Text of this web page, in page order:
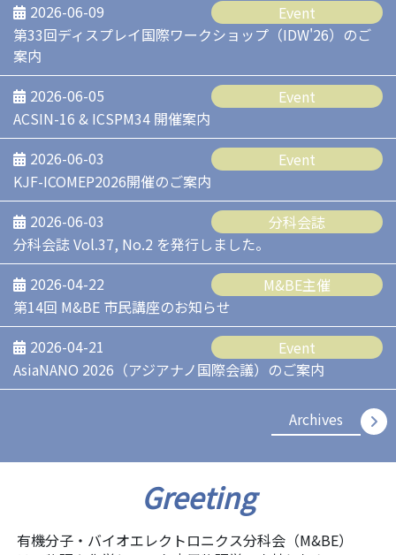
2026-06-09
Event
第33回ディスプレイ国際ワークショップ（IDW'26）のご
案内
2026-06-05
Event
ACSIN-16 & ICSPM34 開催案内
2026-06-03
Event
KJF-ICOMEP2026開催のご案内
2026-06-03
分科会誌
分科会誌 Vol.37, No.2 を発行しました。
2026-04-22
M&BE主催
第14回 M&BE 市民講座のお知らせ
2026-04-21
Event
AsiaNANO 2026（アジアナノ国際会議）のご案内
Archives
Greeting
有機分子・バイオエレクトロニクス分科会（M&BE）